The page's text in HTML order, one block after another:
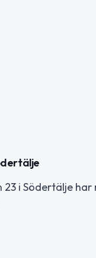
23 i Södertälje